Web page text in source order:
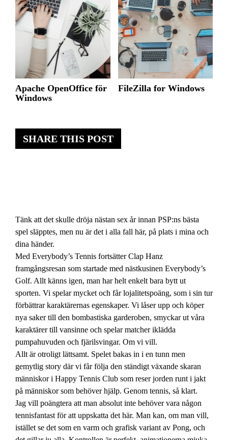
SHARE THIS POST
Tänk att det skulle dröja nästan sex år innan PSP:ns bästa
spel släpptes, men nu är det i alla fall här, på plats i mina och
dina händer.
Med Everybody’s Tennis fortsätter Clap Hanz
framgångsresan som startade med nästkusinen Everybody’s
Golf. Allt känns igen, man har helt enkelt bara bytt ut
sporten. Vi spelar mycket och får lojalitetspoäng, som i sin tur
förbättrar karaktärernas egenskaper. Vi låser upp och köper
nya saker till den bombastiska garderoben, smyckar ut våra
karaktärer till vansinne och spelar matcher iklädda
pumpahuvuden och fjärilsvingar. Om vi vill.
Allt är otroligt lättsamt. Spelet bakas in i en tunn men
gemytlig story där vi får följa den ständigt växande skaran
människor i Happy Tennis Club som reser jorden runt i jakt
på människor som behöver hjälp. Genom tennis, så klart.
Jag vill poängtera att man absolut inte behöver vara någon
tennisfantast för att uppskatta det här. Man kan, om man vill,
istället se det som en varm och grafisk variant av Pong, och
Apache OpenOffice för
Windows
FileZilla for Windows